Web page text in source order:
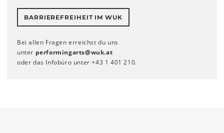
BARRIEREFREIHEIT IM WUK
Bei allen Fragen erreichst du uns
unter performingarts@wuk.at
oder das Infobüro unter +43 1 401 210.